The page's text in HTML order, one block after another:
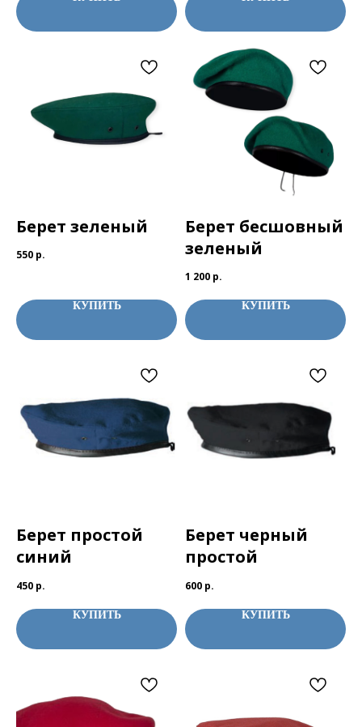
Берет зеленый
550 р.
КУПИТЬ
Берет бесшовный
зеленый
1 200 р.
КУПИТЬ
Берет простой
синий
450 р.
КУПИТЬ
Берет черный
простой
600 р.
КУПИТЬ